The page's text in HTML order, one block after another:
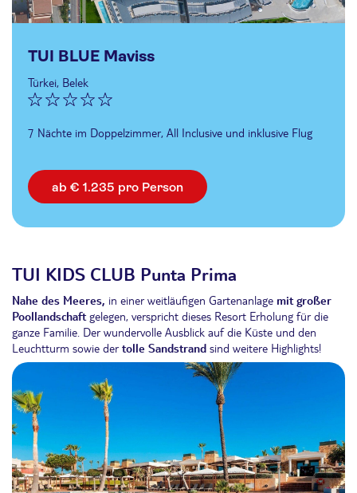
TUI BLUE Maviss
Türkei, Belek
7 Nächte im Doppelzimmer, All Inclusive und inklusive Flug
ab € 1.235 pro Person
TUI KIDS CLUB Punta Prima
Nahe des Meeres, in einer weitläufigen Gartenanlage mit großer
Poollandschaftgelegen, verspricht dieses Resort Erholung für die
ganze Familie. Der wundervolle Ausblick auf die Küste und den
Leuchtturm sowie dertolle Sandstrand sind weitere Highlights!